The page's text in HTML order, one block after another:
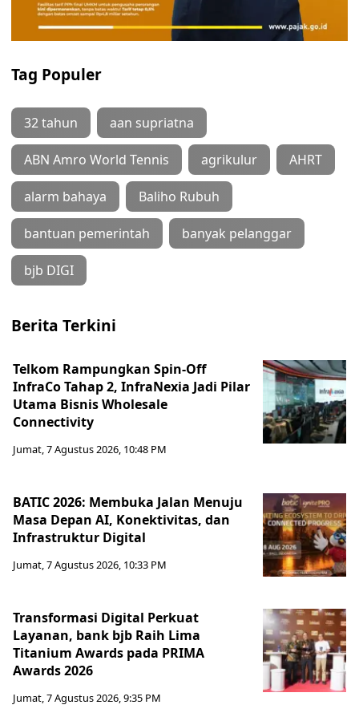
Tag Populer
32 tahun aan supriatna
ABN Amro World Tennis agrikulur AHRT
alarm bahaya Baliho Rubuh
bantuan pemerintah banyak pelanggar
bjb DIGI
Berita Terkini
Telkom Rampungkan Spin-Off
InfraCo Tahap 2, InfraNexia Jadi Pilar
Utama Bisnis Wholesale
Connectivity
Jumat, 7 Agustus 2026, 10:48 PM
BATIC 2026: Membuka Jalan Menuju
Masa Depan AI, Konektivitas, dan
Infrastruktur Digital
Jumat, 7 Agustus 2026, 10:33 PM
Transformasi Digital Perkuat
Layanan, bank bjb Raih Lima
Titanium Awards pada PRIMA
Awards 2026
Jumat, 7 Agustus 2026, 9:35 PM